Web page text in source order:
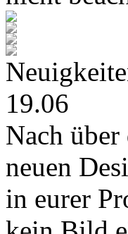
19.06
Nach
neuen
in eurer